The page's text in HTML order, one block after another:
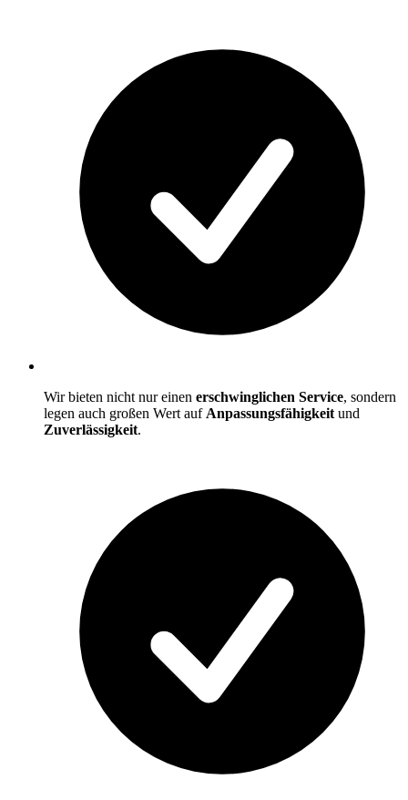
Wir bieten nicht nur einen erschwinglichen Service, sondern
legen auch großen Wert auf Anpassungsfähigkeit und
Zuverlässigkeit.